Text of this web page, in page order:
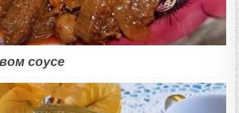
соусе